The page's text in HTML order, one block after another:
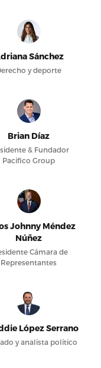
Sánchez
y deporte
Brian Díaz
& Fundador
Pacifico Group
Johnny Méndez
Núñez
Cámara de
Representantes
López Serrano
y analista político